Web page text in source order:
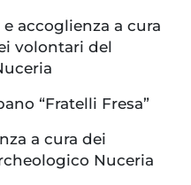
e accoglienza a cura
volontari del
“Fratelli Fresa”
a cura dei
Nuceria